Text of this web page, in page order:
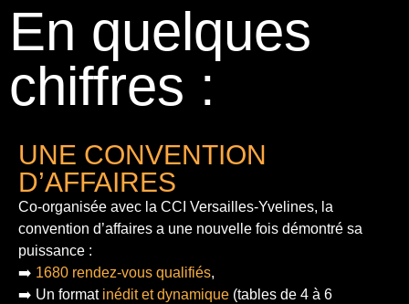
En quelques
chiffres :
UNE CONVENTION
D’AFFAIRES
Co-organisée avec la CCI Versailles-Yvelines, la
convention d’affaires a une nouvelle fois démontré sa
puissance :
➡️ 1680 rendez-vous qualifiés,
➡️ Un format inédit et dynamique (tables de 4 à 6